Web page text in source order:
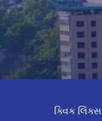
ક્વિક લિંક્સ